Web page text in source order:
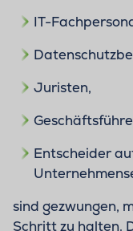
IT-
Juristen,
Entscheider
sind gezwungen,
Schritt zu halten.